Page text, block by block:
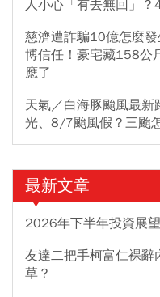
人小心「有去無回」
慈濟遭詐騙10億怎麼
博信任！豪宅藏158公
應了
天氣／白海豚颱風最
光、8/7颱風假？三颱
最新文章
2026年下半年投資展
友達二把手柯富仁裸辭
草？